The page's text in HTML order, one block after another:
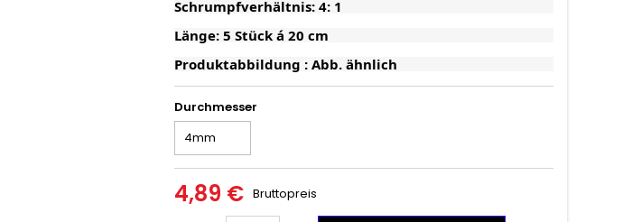
Schrumpfverhältnis: 4: 1
Länge: 5 Stück á 20 cm
Produktabbildung : Abb. ähnlich
Durchmesser
4,89 € Bruttopreis